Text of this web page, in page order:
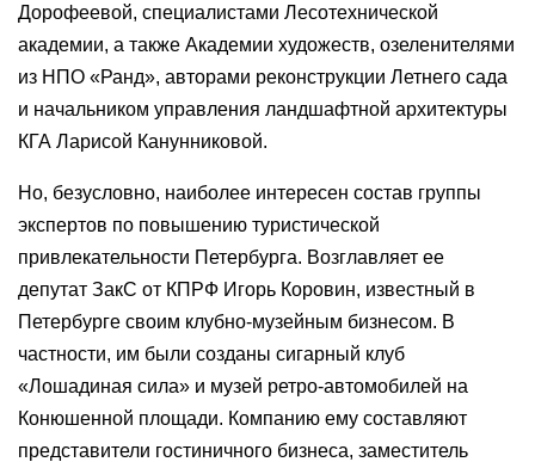
Дорофеевой, специалистами Лесотехнической
академии, а также Академии художеств, озеленителями
из НПО «Ранд», авторами реконструкции Летнего сада
и начальником управления ландшафтной архитектуры
КГА Ларисой Канунниковой.
Но, безусловно, наиболее интересен состав группы
экспертов по повышению туристической
привлекательности Петербурга. Возглавляет ее
депутат ЗакС от КПРФ Игорь Коровин, известный в
Петербурге своим клубно-музейным бизнесом. В
частности, им были созданы сигарный клуб
«Лошадиная сила» и музей ретро-автомобилей на
Конюшенной площади. Компанию ему составляют
представители гостиничного бизнеса, заместитель